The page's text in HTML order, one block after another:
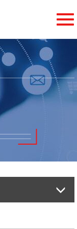
切
导